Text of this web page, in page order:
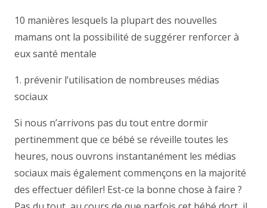
10 manières lesquels la plupart des nouvelles
mamans ont la possibilité de suggérer renforcer à
eux santé mentale
1. prévenir l’utilisation de nombreuses médias
sociaux
Si nous n’arrivons pas du tout entre dormir
pertinemment que ce bébé se réveille toutes les
heures, nous ouvrons instantanément les médias
sociaux mais également commençons en la majorité
des effectuer défiler! Est-ce la bonne chose à faire ?